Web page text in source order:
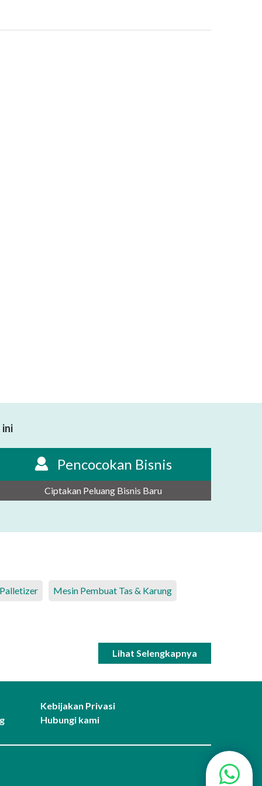
ini
Pencocokan Bisnis
Ciptakan Peluang Bisnis Baru
Palletizer Mesin Pembuat Tas & Karung
Lihat Selengkapnya
Kebijakan Privasi
Hubungi kami